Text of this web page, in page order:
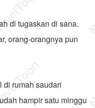
di tugaskan di sana.
orang-orangnya pun
di rumah saudari
hampir satu minggu